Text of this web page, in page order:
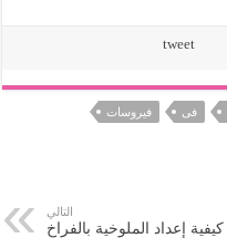
tweet
فى فيروسات
التالي
كيفية إعداد الملوخية بالفراخ